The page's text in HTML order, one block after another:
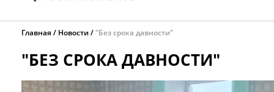
Главная Новости "Без срока давности"
"БЕЗ СРОКА ДАВНОСТИ"